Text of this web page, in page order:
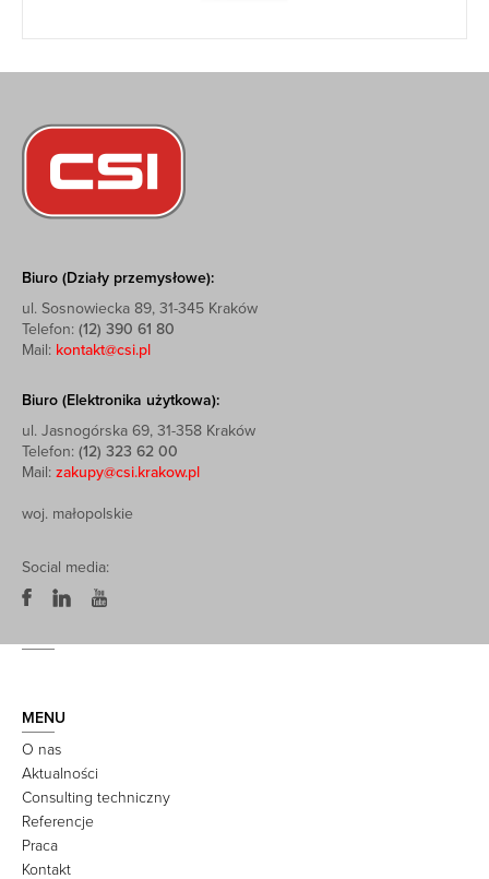
Biuro (Działy przemysłowe):
ul. Sosnowiecka 89, 31-345 Kraków
Telefon: (12) 390 61 80
Mail: kontakt@csi.pl
Biuro (Elektronika użytkowa):
ul. Jasnogórska 69, 31-358 Kraków
Telefon: (12) 323 62 00
Mail: zakupy@csi.krakow.pl
woj. małopolskie
Social media:
MENU
O nas
Aktualności
Consulting techniczny
Referencje
Praca
Kontakt